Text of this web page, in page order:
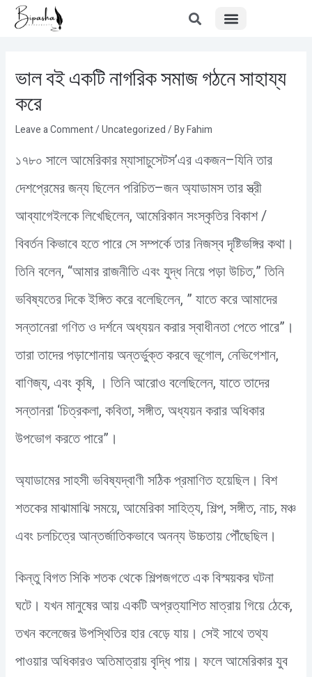
Skip
ভাল বই একটি নাগরিক সমাজ গঠনে সাহায্য
করে
Leave a Comment/Uncategorized/ ByFahim
১৭৮০ সালে আমেরিকার ম্যাসাচুসেটস’এর একজন–যিনি তার
দেশপ্রেমের জন্য ছিলেন পরিচিত–জন অ্যাডামস তার স্ত্রী
আব্যাগেইলকে লিখেছিলেন, আমেরিকান সংস্কৃতির বিকাশ /
বিবর্তন কিভাবে হতে পারে সে সম্পর্কে তার নিজস্ব দৃষ্টিভঙ্গির কথা।
তিনি বলেন, “আমার রাজনীতি এবং যুদ্ধ নিয়ে পড়া উচিত,” তিনি
ভবিষ্যতের দিকে ইঙ্গিত করে বলেছিলেন, ” যাতে করে আমাদের
সন্তানেরা গণিত ও দর্শনে অধ্যয়ন করার স্বাধীনতা পেতে পারে”।
তারা তাদের পড়াশোনায় অন্তর্ভুক্ত করবে ভূগোল, নেভিগেশান,
বাণিজ্য, এবং কৃষি, । তিনি আরোও বলেছিলেন, যাতে তাদের
সন্তানরা ‘চিত্রকলা, কবিতা, সঙ্গীত, অধ্যয়ন করার অধিকার
উপভোগ করতে পারে”।
অ্যাডামের সাহসী ভবিষ্যদ্বাণী সঠিক প্রমাণিত হয়েছিল। বিশ
শতকের মাঝামাঝি সময়ে, আমেরিকা সাহিত্য, শিল্প, সঙ্গীত, নাচ, মঞ্চ
এবং চলচিত্রে আন্তর্জাতিকভাবে অনন্য উচ্চতায় পৌঁছেছিল।
কিন্তু বিগত সিকি শতক থেকে শিল্পজগতে এক বিস্ময়কর ঘটনা
ঘটে। যখন মানুষের আয় একটি অপ্রত্যাশিত মাত্রায় গিয়ে ঠেকে,
তখন কলেজের উপস্থিতির হার বেড়ে যায়। সেই সাথে তথ্য
পাওয়ার অধিকারও অতিমাত্রায় বৃদ্ধি পায়। ফলে আমেরিকার যুব
Post
navigation